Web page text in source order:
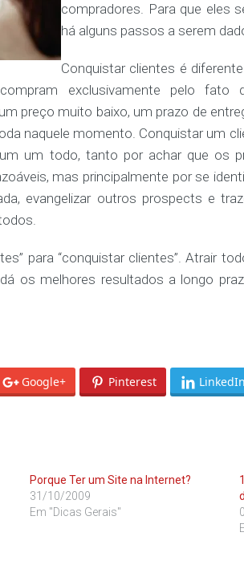
compradores. Para que eles
há alguns passos a serem
Conquistar clientes é
exclusivamente pelo fato
preço muito baixo, um prazo de
naquele momento. Conquistar um
um todo, tanto por achar que os
mas principalmente por se
evangelizar outros prospects e
para “conquistar clientes”. Atrair
os melhores resultados a longo
Google+ Pinterest LinkedIn
Porque Ter um Site na Internet?
31/10/2009
Em "Dicas Gerais"